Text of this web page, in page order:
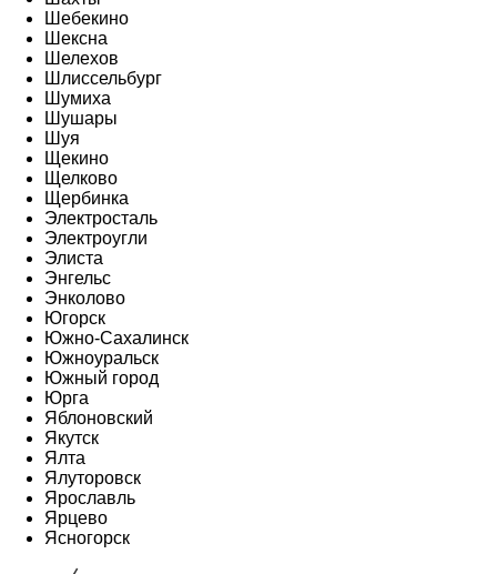
Шебекино
Шексна
Шелехов
Шлиссельбург
Шумиха
Шушары
Шуя
Щекино
Щелково
Щербинка
Электросталь
Электроугли
Элиста
Энгельс
Энколово
Югорск
Южно-Сахалинск
Южноуральск
Южный город
Юрга
Яблоновский
Якутск
Ялта
Ялуторовск
Ярославль
Ярцево
Ясногорск